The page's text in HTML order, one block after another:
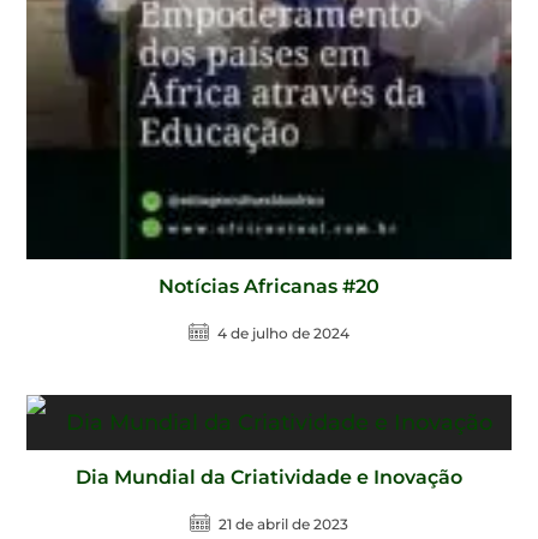
Notícias Africanas #20
4 de julho de 2024
Dia Mundial da Criatividade e Inovação
21 de abril de 2023